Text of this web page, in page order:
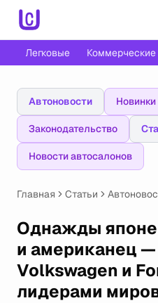
Легковые Коммерческие
Автоновости Новинки
Законодательство
Новости автосалонов
Главная Статьи
Однажды
и американец —
Volkswagen и
лидерами